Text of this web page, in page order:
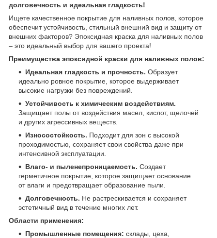
долговечность и идеальная гладкость!
Ищете качественное покрытие для наливных полов, которое
обеспечит устойчивость, стильный внешний вид и защиту от
внешних факторов? Эпоксидная краска для наливных полов
– это идеальный выбор для вашего проекта!
Преимущества эпоксидной краски для наливных полов:
Идеальная гладкость и прочность. Образует
идеально ровное покрытие, которое выдерживает
высокие нагрузки без повреждений.
Устойчивость к химическим воздействиям.
Защищает полы от воздействия масел, кислот, щелочей
и других агрессивных веществ.
Износостойкость. Подходит для зон с высокой
проходимостью, сохраняет свои свойства даже при
интенсивной эксплуатации.
Влаго- и пыленепроницаемость. Создает
герметичное покрытие, которое защищает основание
от влаги и предотвращает образование пыли.
Долговечность. Не растрескивается и сохраняет
эстетичный вид в течение многих лет.
Области применения:
Промышленные помещения: склады, цеха,